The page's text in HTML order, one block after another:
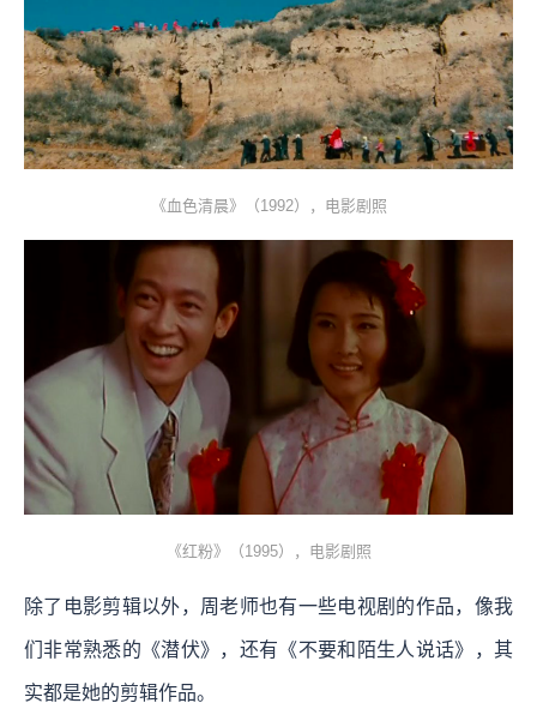
《血色清晨》（1992），电影剧照
《红粉》（1995），电影剧照
除了电影剪辑以外，周老师也有一些电视剧的作品，像我
们非常熟悉的《潜伏》，还有《不要和陌生人说话》，其
实都是她的剪辑作品。